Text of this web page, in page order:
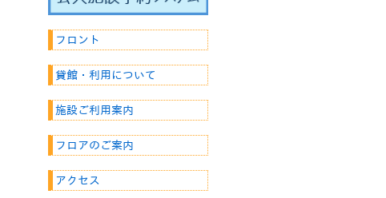
フロント
貸館・利用について
施設ご利用案内
フロアのご案内
アクセス